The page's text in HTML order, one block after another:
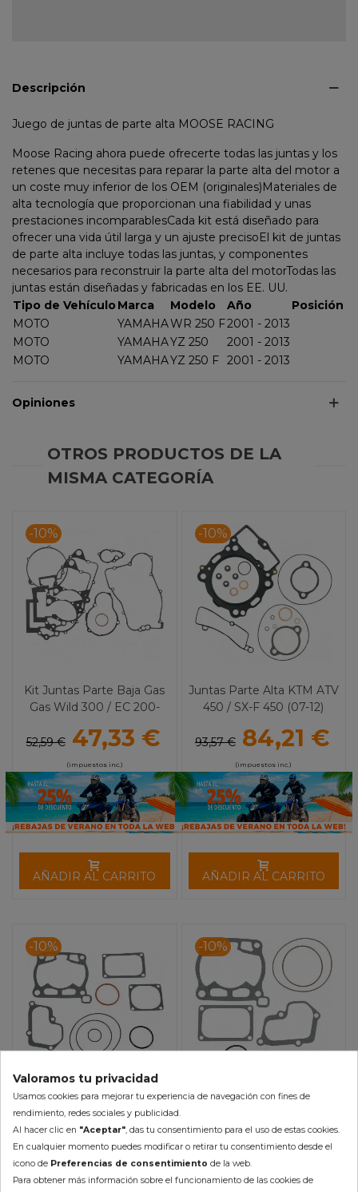
Descripción
Juego de juntas de parte alta MOOSE RACING
Moose Racing ahora puede ofrecerte todas las juntas y los
retenes que necesitas para reparar la parte alta del motor a
un coste muy inferior de los OEM (originales)Materiales de
alta tecnología que proporcionan una fiabilidad y unas
prestaciones incomparablesCada kit está diseñado para
ofrecer una vida útil larga y un ajuste precisoEl kit de juntas
de parte alta incluye todas las juntas, y componentes
necesarios para reconstruir la parte alta del motorTodas las
juntas están diseñadas y fabricadas en los EE. UU.
Tipo de Vehículo Marca Modelo Año
Posición
MOTO
YAMAHAWR 250 F2001 - 2013
MOTO
YAMAHAYZ 250
2001 - 2013
MOTO
YAMAHAYZ 250 F 2001 - 2013
Opiniones
OTROS PRODUCTOS DE LA
MISMA CATEGORÍA
-10%
Kit Juntas Parte Baja Gas
Gas Wild 300 / EC 200-
52,59 € 47,33 €
(impuestos inc.)
AÑADIR AL CARRITO
-10%
Juntas Parte Alta KTM ATV
450 / SX-F 450 (07-12)
93,57 € 84,21 €
(impuestos inc.)
AÑADIR AL CARRITO
-10%
Juntas Parte Alta Suzuki
RM 125 (92-97) MOOSE
RACING
27,77 €
24,99 €
(impuestos inc.)
-10%
Juntas Parte Alta Suzuki
RACING
24,99 €
(impuestos inc.)
Valoramos tu privacidad
Usamos cookies para mejorar tu experiencia de navegación con fines de
rendimiento, redes sociales y publicidad.
Al hacer clic en "Aceptar", das tu consentimiento para el uso de estas cookies.
En cualquier momento puedes modificar o retirar tu consentimiento desde el
icono de Preferencias de consentimiento de la web.
Para obtener más información sobre el funcionamiento de las cookies de